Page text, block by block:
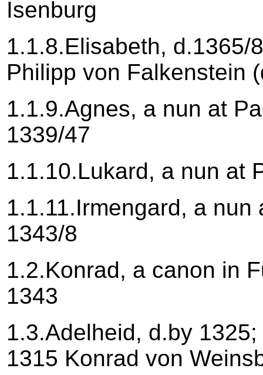
Isenburg
1.1.8.Elisabeth, d.1365/
Philipp von Falkenstein
1.1.9.Agnes, a nun at
1339/47
1.1.10.Lukard, a nun at
1.1.11.Irmengard, a nun
1343/8
1.2.Konrad, a canon in
1343
1.3.Adelheid, d.by
1315 Konrad von